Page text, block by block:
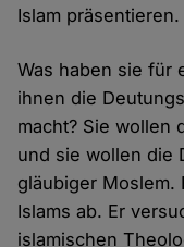
Islam präsentieren.
Was haben sie für
ihnen die
macht? Sie wollen
und sie wollen die
gläubiger Moslem.
Islams ab. Er
islamischen